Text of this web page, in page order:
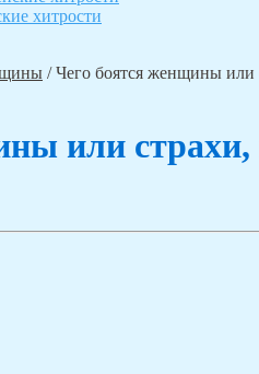
хитрости
/Чего боятся женщины или
или